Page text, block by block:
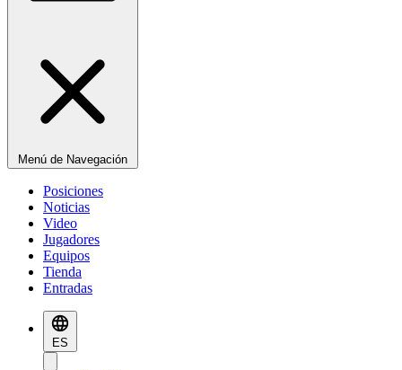
Menú de Navegación
Posiciones
Noticias
Video
Jugadores
Equipos
Tienda
Entradas
ES